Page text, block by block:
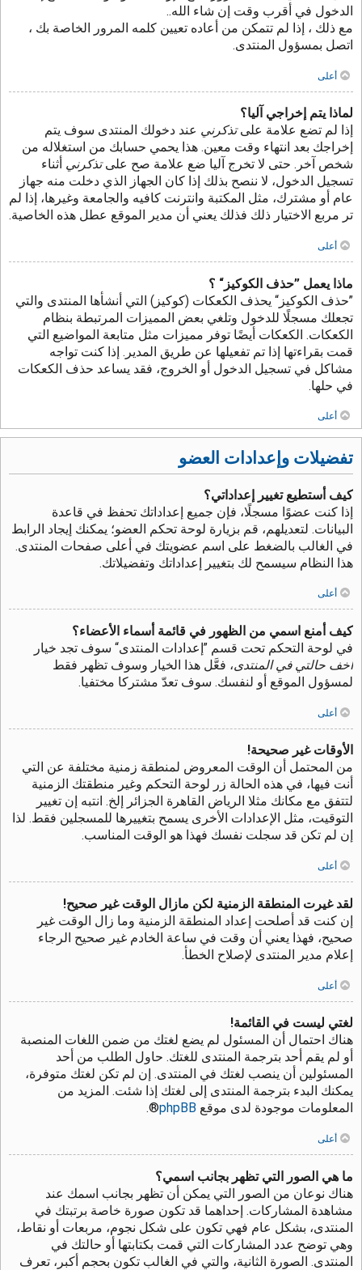
الدخول في أقرب وقت إن شاء الله..
مع ذلك ، إذا لم تتمكن من أعاده تعيين كلمه المرور الخاصة بك ،
اتصل بمسؤول المنتدى.
أعلى
لماذا يتم إخراجي آليا؟
إذا لم تضع علامة علىتذكرني عند دخولك المنتدى سوف يتم
إخراجك بعد انتهاء وقت معين. هذا يحمي حسابك من استغلاله من
شخص آخر. حتى لا تخرج آليا ضع علامة صح علىتذكرني أثناء
تسجيل الدخول، لا ننصح بذلك إذا كان الجهاز الذي دخلت منه جهاز
عام أو مشترك، مثل المكتبة وانترنت كافيه والجامعة وغيرها، إذا لم
تر مربع الاختيار ذلك فذلك يعني أن مدير الموقع عطل هذه الخاصية.
أعلى
ماذا يعمل ”حذف الكوكيز“ ؟
”حذف الكوكيز“ يحذف الكعكات (كوكيز) التي أنشأها المنتدى والتي
تجعلك مسجلًا للدخول وتلغي بعض المميزات المرتبطة بنظام
الكعكات. الكعكات أيضًا توفر مميزات مثل متابعة المواضيع التي
قمت بقراءتها إذا تم تفعيلها عن طريق المدير. إذا كنت تواجه
مشاكل في تسجيل الدخول أو الخروج، فقد يساعد حذف الكعكات
في حلها.
أعلى
تفضيلات وإعدادات العضو
كيف أستطيع تغيير إعداداتي؟
إذا كنت عضوًا مسجلًا، فإن جميع إعداداتك تحفظ في قاعدة
البيانات. لتعديلهم، قم بزيارة لوحة تحكم العضو؛ يمكنك إيجاد الرابط
في الغالب بالضغط على اسم عضويتك في أعلى صفحات المنتدى.
هذا النظام سيسمح لك بتغيير إعداداتك وتفضيلاتك.
أعلى
كيف أمنع اسمي من الظهور في قائمة أسماء الأعضاء؟
في لوحة التحكم تحت قسم ”إعدادات المنتدى“ سوف تجد خيار
أخف حالتي في المنتدى، فعَّل هذا الخيار وسوف تظهر فقط
لمسؤول الموقع أو لنفسك. سوف تعدّ مشتركا مختفيا.
أعلى
الأوقات غير صحيحة!
من المحتمل أن الوقت المعروض لمنطقة زمنية مختلفة عن التي
أنت فيها، في هذه الحالة زر لوحة التحكم وغير منطقتك الزمنية
لتتفق مع مكانك مثلا الرياض القاهرة الجزائر إلخ. انتبه إن تغيير
التوقيت، مثل الإعدادات الأخرى يسمح بتغييرها للمسجلين فقط. لذا
إن لم تكن قد سجلت نفسك فهذا هو الوقت المناسب.
أعلى
لقد غيرت المنطقة الزمنية لكن مازال الوقت غير صحيح!
إن كنت قد أصلحت إعداد المنطقة الزمنية وما زال الوقت غير
صحيح، فهذا يعني أن وقت في ساعة الخادم غير صحيح الرجاء
إعلام مدير المنتدى لإصلاح الخطأ.
أعلى
لغتي ليست في القائمة!
هناك احتمال أن المسئول لم يضع لغتك من ضمن اللغات المنصبة
أو لم يقم أحد بترجمة المنتدى للغتك. حاول الطلب من أحد
المسئولين أن ينصب لغتك في المنتدى. إن لم تكن لغتك متوفرة،
يمكنك البدء بترجمة المنتدى إلى لغتك إذا شئت. المزيد من
المعلومات موجودة لدى موقع phpBB
®.
أعلى
ما هي الصور التي تظهر بجانب اسمي؟
هناك نوعان من الصور التي يمكن أن تظهر بجانب اسمك عند
مشاهدة المشاركات. إحداهما قد تكون صورة خاصة برتبتك في
المنتدى، بشكل عام فهي تكون على شكل نجوم، مربعات أو نقاط،
وهي توضح عدد المشاركات التي قمت بكتابتها أو حالتك في
المنتدى. الصورة الثانية، والتي في الغالب تكون بحجم أكبر، تعرف